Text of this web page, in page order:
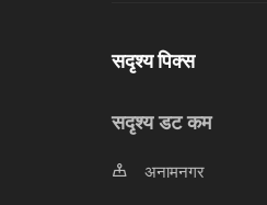
सदृश्य पिक्स
सदृश्य डट कम
अनामनगर